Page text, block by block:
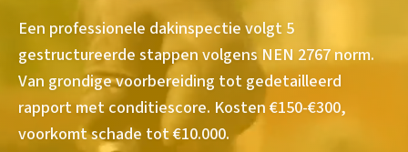
Een professionele dakinspectie volgt 5
gestructureerde stappen volgens NEN 2767 norm.
Van grondige voorbereiding tot gedetailleerd
rapport met conditiescore. Kosten €150-€300,
voorkomt schade tot €10.000.